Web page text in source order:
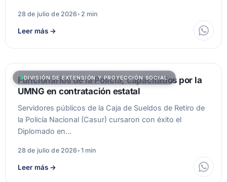
28 de julio de 2026• 2 min
Leer más →
DIVISIÓN DE EXTENSIÓN Y PROYECCIÓN SOCIAL
Funcionarios de la Policía, capacitados por la
UMNG en contratación estatal
Servidores públicos de la Caja de Sueldos de Retiro de
la Policía Nacional (Casur) cursaron con éxito el
Diplomado en…
28 de julio de 2026• 1 min
Leer más →